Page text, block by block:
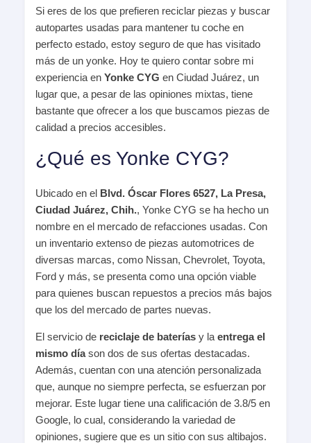
Si eres de los que prefieren reciclar piezas y buscar
autopartes usadas para mantener tu coche en
perfecto estado, estoy seguro de que has visitado
más de un yonke. Hoy te quiero contar sobre mi
experiencia en Yonke CYG en Ciudad Juárez, un
lugar que, a pesar de las opiniones mixtas, tiene
bastante que ofrecer a los que buscamos piezas de
calidad a precios accesibles.
¿Qué es Yonke CYG?
Ubicado en el Blvd. Óscar Flores 6527, La Presa,
Ciudad Juárez, Chih., Yonke CYG se ha hecho un
nombre en el mercado de refacciones usadas. Con
un inventario extenso de piezas automotrices de
diversas marcas, como Nissan, Chevrolet, Toyota,
Ford y más, se presenta como una opción viable
para quienes buscan repuestos a precios más bajos
que los del mercado de partes nuevas.
El servicio de reciclaje de baterías y la entrega el
mismo díason dos de sus ofertas destacadas.
Además, cuentan con una atención personalizada
que, aunque no siempre perfecta, se esfuerzan por
mejorar. Este lugar tiene una calificación de 3.8/5 en
Google, lo cual, considerando la variedad de
opiniones, sugiere que es un sitio con sus altibajos.